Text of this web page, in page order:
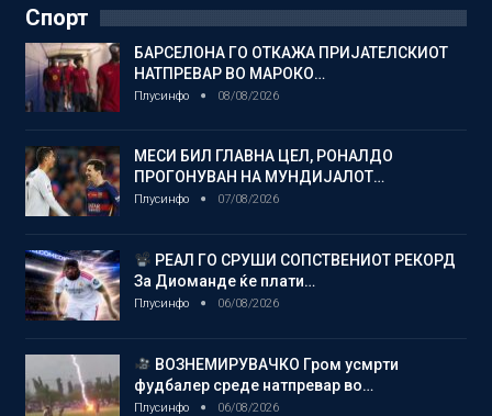
Спорт
БАРСЕЛОНА ГО ОТКАЖА ПРИЈАТЕЛСКИОТ
НАТПРЕВАР ВО МАРОКО…
Плусинфо 08/08/2026
МЕСИ БИЛ ГЛАВНА ЦЕЛ, РОНАЛДО
ПРОГОНУВАН НА МУНДИЈАЛОТ…
Плусинфо 07/08/2026
РЕАЛ ГО СРУШИ СОПСТВЕНИОТ РЕКОРД
За Диоманде ќе плати…
Плусинфо 06/08/2026
ВОЗНЕМИРУВАЧКО Гром усмрти
фудбалер среде натпревар во…
Плусинфо 06/08/2026